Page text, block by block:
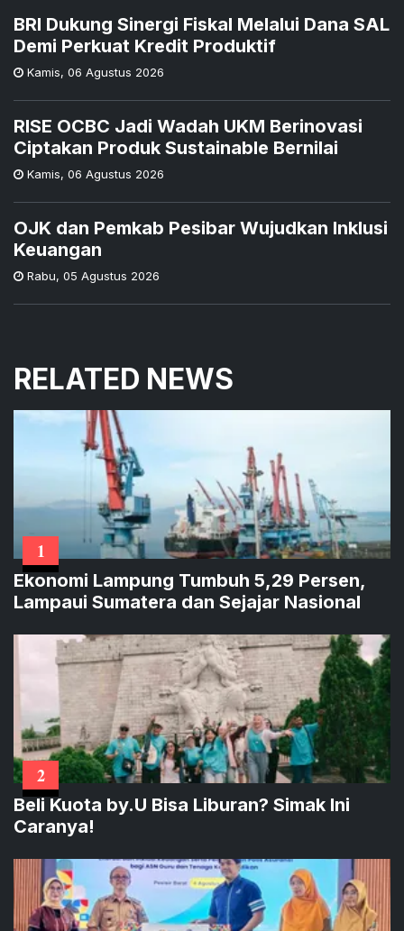
BRI Dukung Sinergi Fiskal Melalui Dana SAL
Demi Perkuat Kredit Produktif
Kamis, 06 Agustus 2026
RISE OCBC Jadi Wadah UKM Berinovasi
Ciptakan Produk Sustainable Bernilai
Kamis, 06 Agustus 2026
OJK dan Pemkab Pesibar Wujudkan Inklusi
Keuangan
Rabu, 05 Agustus 2026
RELATED NEWS
1
Ekonomi Lampung Tumbuh 5,29 Persen,
Lampaui Sumatera dan Sejajar Nasional
2
Beli Kuota by.U Bisa Liburan? Simak Ini
Caranya!